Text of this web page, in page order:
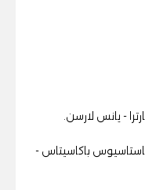
- يانس لارسن.
باكاسيتاس -